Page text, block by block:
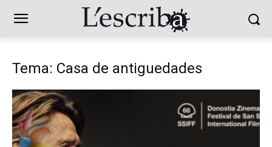
Tema: Casa de antiguedades